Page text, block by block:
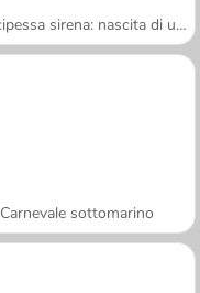
Principessa sirena: nascita di un bebè
Carnevale sottomarino